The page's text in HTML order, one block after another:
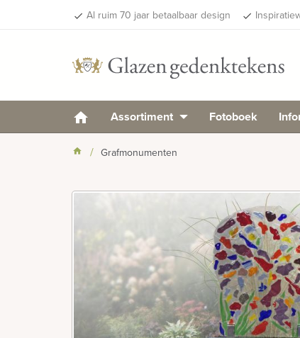
done Al ruim 70 jaar betaalbaar design done
Assortiment Fotoboek
Grafmonumenten